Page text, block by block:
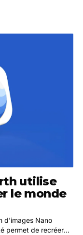
utilise
le monde
d'images Nano
permet de recréer